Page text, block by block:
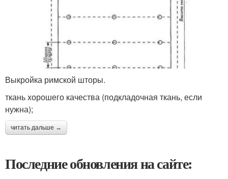
Выкройка римской шторы.
ткань хорошего качества (подкладочная ткань, если
нужна);
читать дальше →
Последние обновления на сайте: